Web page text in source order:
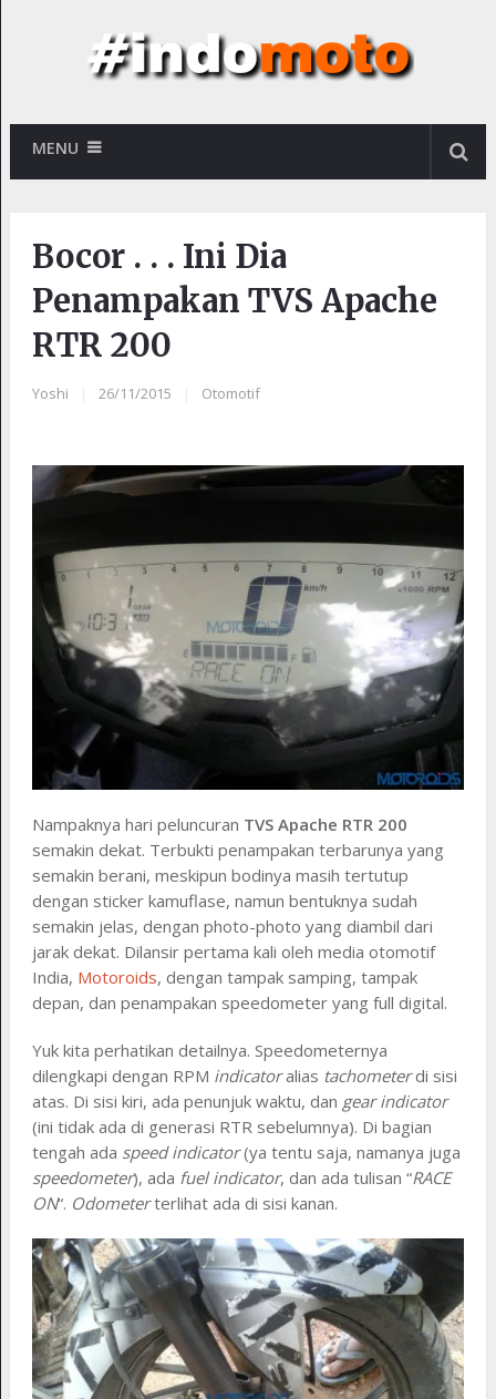
MENU
Bocor . . . Ini Dia
Penampakan TVS Apache
RTR 200
Yoshi 26/11/2015 Otomotif
Nampaknya hari peluncuran TVS Apache RTR 200
semakin dekat. Terbukti penampakan terbarunya yang
semakin berani, meskipun bodinya masih tertutup
dengan sticker kamuflase, namun bentuknya sudah
semakin jelas, dengan photo-photo yang diambil dari
jarak dekat. Dilansir pertama kali oleh media otomotif
India, Motoroids, dengan tampak samping, tampak
depan, dan penampakan speedometer yang full digital.
Yuk kita perhatikan detailnya. Speedometernya
dilengkapi dengan RPM indicatoralias tachometerdi sisi
atas. Di sisi kiri, ada penunjuk waktu, dan gear indicator
(ini tidak ada di generasi RTR sebelumnya). Di bagian
tengah ada speed indicator(ya tentu saja, namanya juga
speedometer), ada fuel indicator, dan ada tulisan “RACE
ON“. Odometerterlihat ada di sisi kanan.